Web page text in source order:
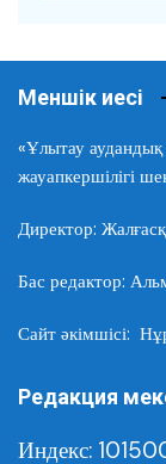
Меншік иесі
«Ұлытау аудандық
жауапкершілігі
Директор:
Бас редактор:
Сайт әкімшісі:
Редакция
Индекс: